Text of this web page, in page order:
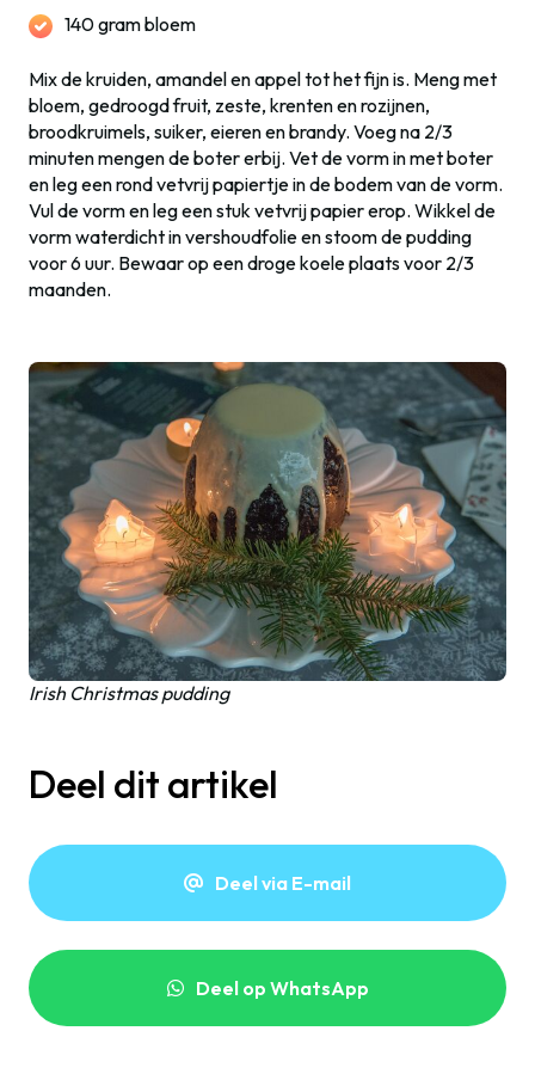
140 gram bloem
Mix de kruiden, amandel en appel tot het fijn is. Meng met
bloem, gedroogd fruit, zeste, krenten en rozijnen,
broodkruimels, suiker, eieren en brandy. Voeg na 2/3
minuten mengen de boter erbij. Vet de vorm in met boter
en leg een rond vetvrij papiertje in de bodem van de vorm.
Vul de vorm en leg een stuk vetvrij papier erop. Wikkel de
vorm waterdicht in vershoudfolie en stoom de pudding
voor 6 uur. Bewaar op een droge koele plaats voor 2/3
maanden.
Irish Christmas pudding
Deel dit artikel
Deel via E-mail
Deel op WhatsApp